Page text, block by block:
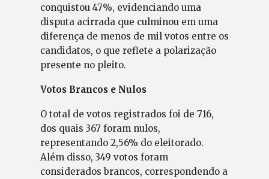
conquistou 47%, evidenciando uma
disputa acirrada que culminou em uma
diferença de menos de mil votos entre os
candidatos, o que reflete a polarização
presente no pleito.
Votos Brancos e Nulos
O total de votos registrados foi de 716,
dos quais 367 foram nulos,
representando 2,56% do eleitorado.
Além disso, 349 votos foram
considerados brancos, correspondendo a